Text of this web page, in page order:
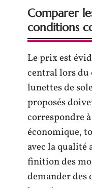
Comparer
conditions
Le prix est
central lors du
lunettes de
proposés
correspondre
économique,
avec la qualité
finition des
demander des